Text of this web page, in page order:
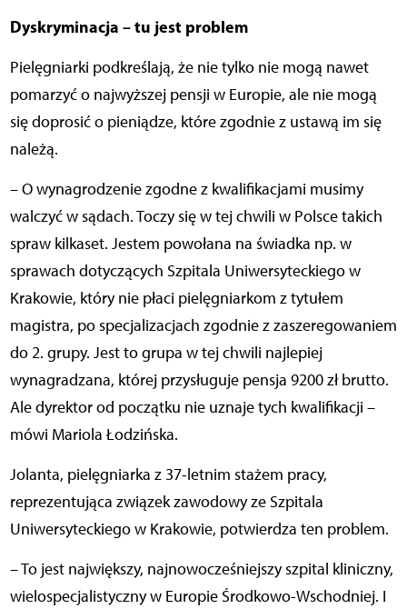
Dyskryminacja – tu jest problem
Pielęgniarki podkreślają, że nie tylko nie mogą nawet
pomarzyć o najwyższej pensji w Europie, ale nie mogą
się doprosić o pieniądze, które zgodnie z ustawą im się
należą.
– O wynagrodzenie zgodne z kwalifikacjami musimy
walczyć w sądach. Toczy się w tej chwili w Polsce takich
spraw kilkaset. Jestem powołana na świadka np. w
sprawach dotyczących Szpitala Uniwersyteckiego w
Krakowie, który nie płaci pielęgniarkom z tytułem
magistra, po specjalizacjach zgodnie z zaszeregowaniem
do 2. grupy. Jest to grupa w tej chwili najlepiej
wynagradzana, której przysługuje pensja 9200 zł brutto.
Ale dyrektor od początku nie uznaje tych kwalifikacji –
mówi Mariola Łodzińska.
Jolanta, pielęgniarka z 37-letnim stażem pracy,
reprezentująca związek zawodowy ze Szpitala
Uniwersyteckiego w Krakowie, potwierdza ten problem.
– To jest największy, najnowocześniejszy szpital kliniczny,
wielospecjalistyczny w Europie Środkowo-Wschodniej. I